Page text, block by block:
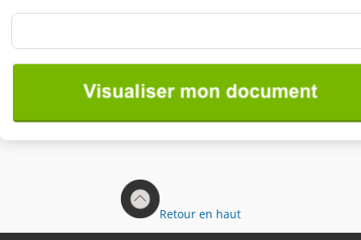
Retour en haut